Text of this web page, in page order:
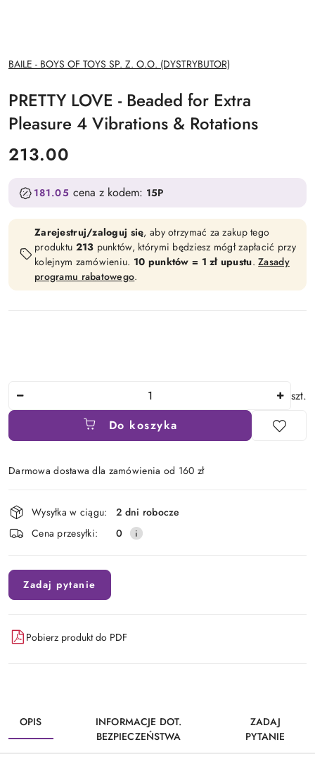
NAZWA
PRODUCENTA:
BAILE - BOYS OF TOYS SP. Z. O.O. (DYSTRYBUTOR)
PRETTY LOVE - Beaded for Extra
Pleasure 4 Vibrations & Rotations
cena:
213.00
181.05 cena z kodem: 15P
Zarejestruj/zaloguj się, aby otrzymać za zakup tego
produktu 213 punktów, którymi będziesz mógł zapłacić przy
kolejnym zamówieniu. 10 punktów = 1 zł upustu.Zasady
programu rabatowego.
szt.
Do koszyka
Darmowa dostawa dla zamówienia od 160 zł
Dostępność
i
dostawa
Wysyłka w ciągu:
2 dni robocze
Cena przesyłki:
0
Zadaj pytanie
Pobierz produkt do PDF
OPIS
INFORMACJE DOT.
BEZPIECZEŃSTWA
ZADAJ
PYTANIE